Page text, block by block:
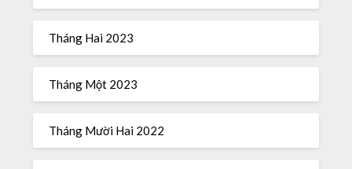
Tháng Hai 2023
Tháng Một 2023
Tháng Mười Hai 2022